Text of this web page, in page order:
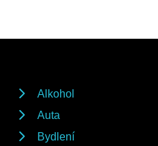
Alkohol
Auta
Bydlení